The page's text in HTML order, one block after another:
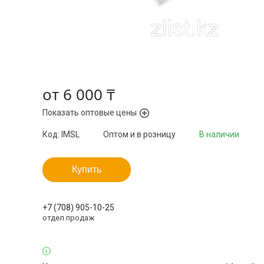
от 6 000 ₸
Показать оптовые цены
В наличии
Оптом и в розницу
Код: IMSL
Купить
+7 (708) 905-10-25
отдел продаж